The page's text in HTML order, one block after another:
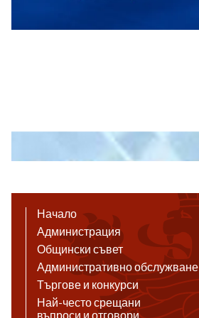
Начало
Администрация
Общински съвет
Административно обслужване
Търгове и конкурси
Най-често срещани
въпроси и отговори